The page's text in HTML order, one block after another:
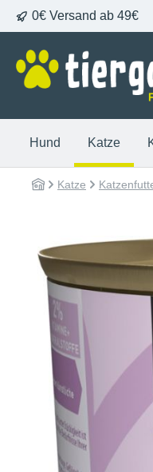
Zur
0€ Versand ab 49€
Hund Katze
Katze
Bildergalerie